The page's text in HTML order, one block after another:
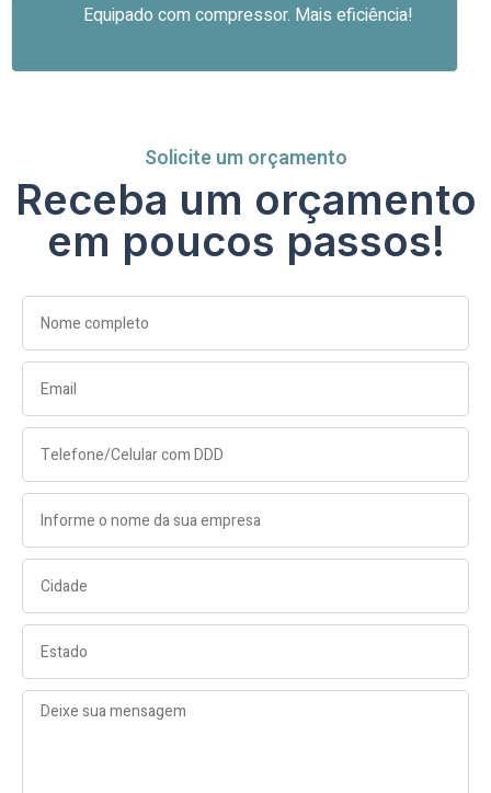
Equipado com compressor. Mais eficiência!
Solicite um orçamento
Receba um orçamento
em poucos passos!